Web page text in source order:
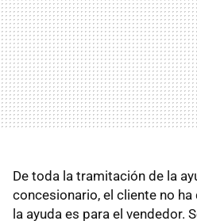
De toda la tramitación de la
concesionario, el cliente no ha
la ayuda es para el vendedor.